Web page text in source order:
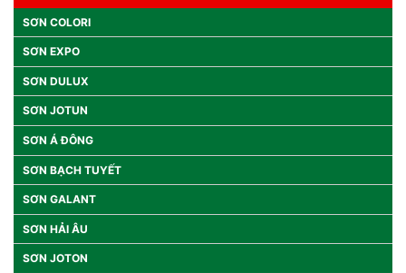
SƠN COLORI
SƠN EXPO
SƠN DULUX
SƠN JOTUN
SƠN Á ĐÔNG
SƠN BẠCH TUYẾT
SƠN GALANT
SƠN HẢI ÂU
SƠN JOTON